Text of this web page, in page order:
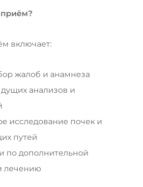
включает:
жалоб и анамнеза
анализов и
исследование почек и
путей
по дополнительной
лечению